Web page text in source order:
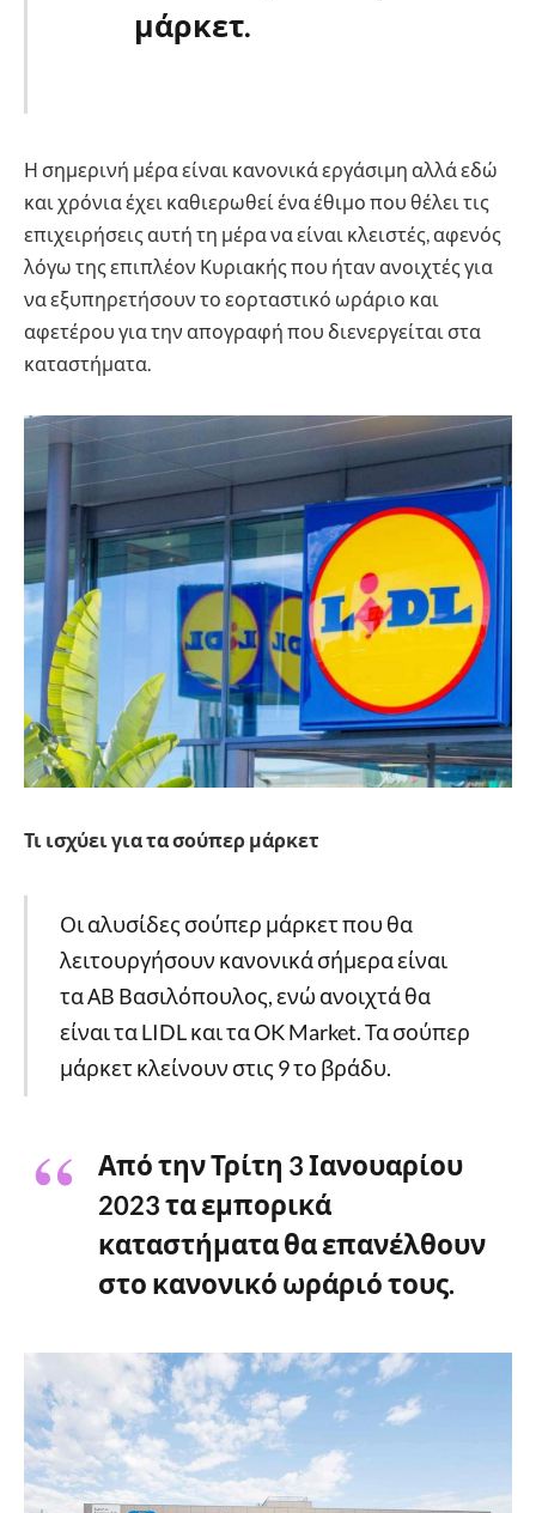
μάρκετ.
Η σημερινή μέρα είναι κανονικά εργάσιμη αλλά εδώ
και χρόνια έχει καθιερωθεί ένα έθιμο που θέλει τις
επιχειρήσεις αυτή τη μέρα να είναι κλειστές, αφενός
λόγω της επιπλέον Κυριακής που ήταν ανοιχτές για
να εξυπηρετήσουν το εορταστικό ωράριο και
αφετέρου για την απογραφή που διενεργείται στα
καταστήματα.
Τι ισχύει για τα σούπερ μάρκετ
Οι αλυσίδες σούπερ μάρκετ που θα
λειτουργήσουν κανονικά σήμερα είναι
τα ΑΒ Βασιλόπουλος, ενώ ανοιχτά θα
είναι τα LIDL και τα OK Market. Τα σούπερ
μάρκετ κλείνουν στις 9 το βράδυ.
Από την Τρίτη 3 Ιανουαρίου
2023 τα εμπορικά
καταστήματα θα επανέλθουν
στο κανονικό ωράριό τους.